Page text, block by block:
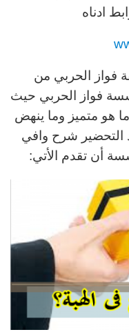
ادناه
فواز الحربي من
فواز الحربي حيث
هو متميز وما ينهض
التحضير شرح وافي
أن تقدم الأتي: